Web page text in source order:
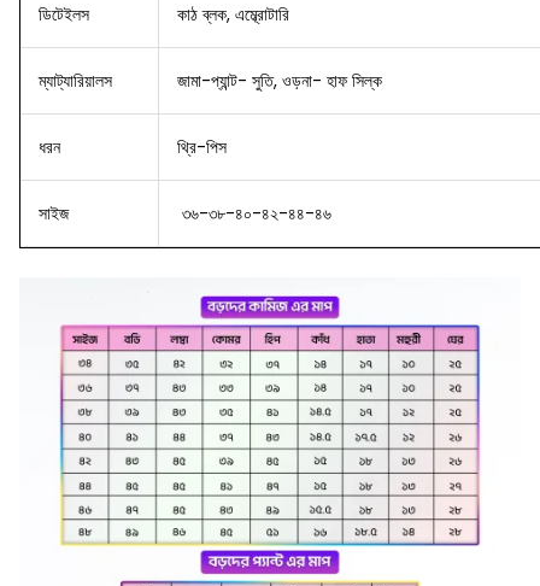
ডিটেইলস কাঠ ব্লক, এম্ব্রোটারি
ম্যাট্যারিয়ালস জামা-প্যান্ট- সুতি, ওড়না- হাফ সিল্ক
ধরন থ্রি-পিস
সাইজ ৩৬-৩৮-৪০-৪২-৪৪-৪৬